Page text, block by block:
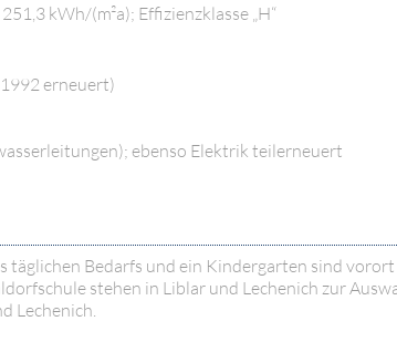
kWh/(m²a); Effizienzklasse „H“
erneuert)
ebenso Elektrik teilerneuert
täglichen Bedarfs und ein Kindergarten sind vorort
stehen in Liblar und Lechenich zur
Lechenich.